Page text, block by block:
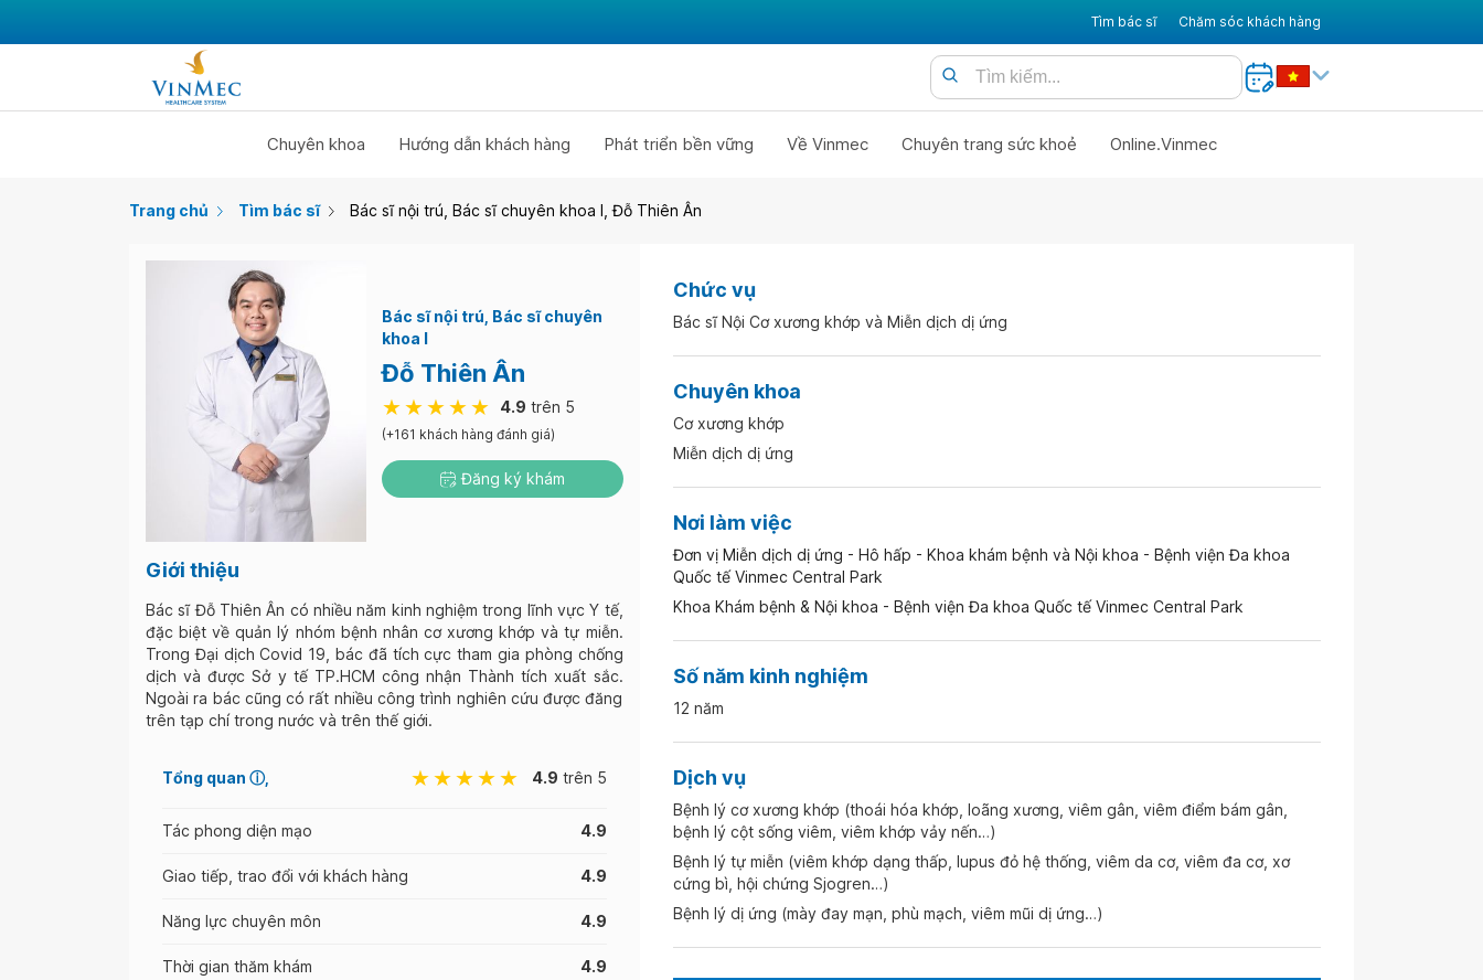
Tìm bác sĩ Chăm sóc khách hàng
Chuyên khoa Hướng dẫn khách hàng Phát triển bền vững Về Vinmec Chuyên trang sức khoẻ Online.Vinmec
Trang chủ Tìm bác sĩ Bác sĩ nội trú, Bác sĩ chuyên khoa I, Đỗ Thiên Ân
Bác sĩ nội trú Bác sĩ chuyên
khoa I
Đỗ Thiên Ân
4.9 trên 5
(+161 khách hàng đánh giá)
Đăng ký khám
Giới thiệu
Bác sĩ Đỗ Thiên Ân có nhiều năm kinh nghiệm trong lĩnh vực Y tế,
đặc biệt về quản lý nhóm bệnh nhân cơ xương khớp và tự miễn.
Trong Đại dịch Covid 19, bác đã tích cực tham gia phòng chống
dịch và được Sở y tế TP.HCM công nhận Thành tích xuất sắc.
Ngoài ra bác cũng có rất nhiều công trình nghiên cứu được đăng
trên tạp chí trong nước và trên thế giới.
Tổng quan ⓘ 4.9 trên 5
Tác phong diện mạo 4.9
Giao tiếp, trao đổi với khách hàng 4.9
Năng lực chuyên môn 4.9
Thời gian thăm khám 4.9
Chức vụ
Bác sĩ Nội Cơ xương khớp và Miễn dịch dị ứng
Chuyên khoa
Cơ xương khớp
Miễn dịch dị ứng
Nơi làm việc
Đơn vị Miễn dịch dị ứng - Hô hấp - Khoa khám bệnh và Nội khoa - Bệnh viện Đa khoa
Quốc tế Vinmec Central Park
Khoa Khám bệnh & Nội khoa - Bệnh viện Đa khoa Quốc tế Vinmec Central Park
Số năm kinh nghiệm
12 năm
Dịch vụ
Bệnh lý cơ xương khớp (thoái hóa khớp, loãng xương, viêm gân, viêm điểm bám gân,
bệnh lý cột sống viêm, viêm khớp vảy nến…)
Bệnh lý tự miễn (viêm khớp dạng thấp, lupus đỏ hệ thống, viêm da cơ, viêm đa cơ, xơ
cứng bì, hội chứng Sjogren…)
Bệnh lý dị ứng (mày đay mạn, phù mạch, viêm mũi dị ứng…)